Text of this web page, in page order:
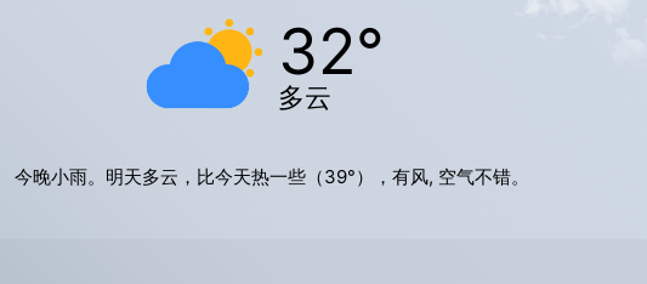
32°
多云
今晚小雨。明天多云，比今天热一些（39°），有风, 空气不错。